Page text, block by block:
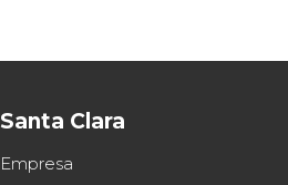
Santa Clara
Empresa